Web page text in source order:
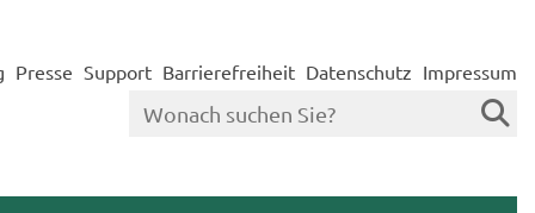
Presse Support Barrierefreiheit Datenschutz Impressum